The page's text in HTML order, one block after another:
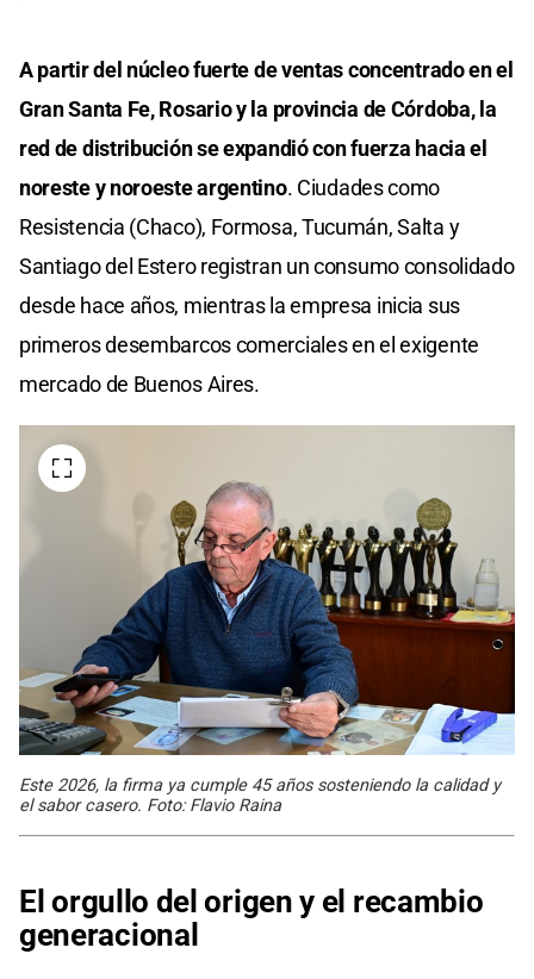
A partir del núcleo fuerte de ventas concentrado en el
Gran Santa Fe, Rosario y la provincia de Córdoba, la
red de distribución se expandió con fuerza hacia el
noreste y noroeste argentino. Ciudades como
Resistencia (Chaco), Formosa, Tucumán, Salta y
Santiago del Estero registran un consumo consolidado
desde hace años, mientras la empresa inicia sus
primeros desembarcos comerciales en el exigente
mercado de Buenos Aires.
Este 2026, la firma ya cumple 45 años sosteniendo la calidad y
el sabor casero. Foto: Flavio Raina
El orgullo del origen y el recambio
generacional